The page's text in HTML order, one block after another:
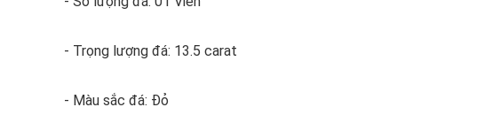
- Trọng lượng đá: 13.5 carat
- Màu sắc đá: Đỏ